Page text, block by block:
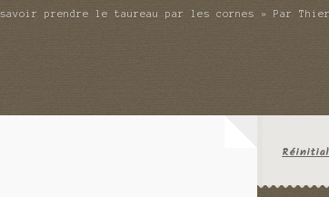
prendre le taureau par les cornes » Par